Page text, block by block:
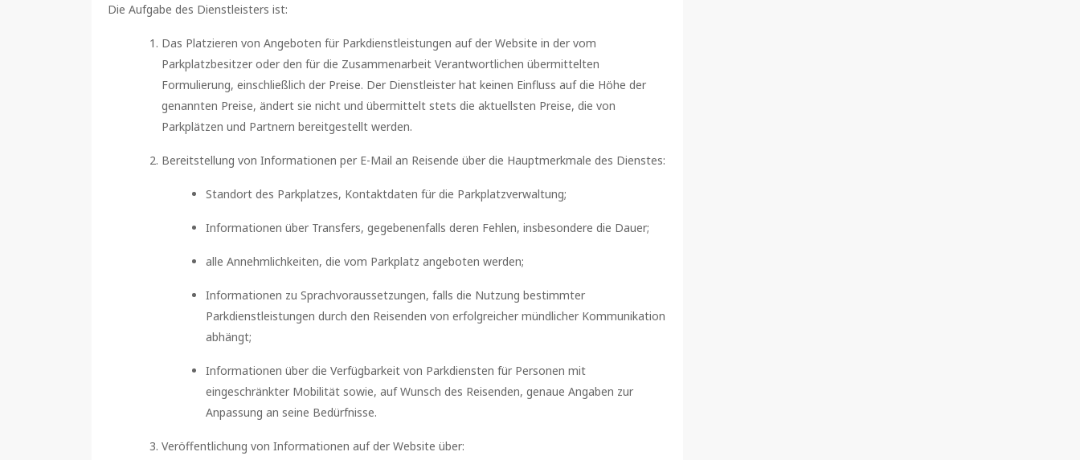
Die Aufgabe des Dienstleisters ist:
Das Platzieren von Angeboten für Parkdienstleistungen auf der Website in der vom
Parkplatzbesitzer oder den für die Zusammenarbeit Verantwortlichen übermittelten
Formulierung, einschließlich der Preise. Der Dienstleister hat keinen Einfluss auf die Höhe der
genannten Preise, ändert sie nicht und übermittelt stets die aktuellsten Preise, die von
Parkplätzen und Partnern bereitgestellt werden.
Bereitstellung von Informationen per E-Mail an Reisende über die Hauptmerkmale des Dienstes:
Standort des Parkplatzes, Kontaktdaten für die Parkplatzverwaltung;
Informationen über Transfers, gegebenenfalls deren Fehlen, insbesondere die Dauer;
alle Annehmlichkeiten, die vom Parkplatz angeboten werden;
Informationen zu Sprachvoraussetzungen, falls die Nutzung bestimmter
Parkdienstleistungen durch den Reisenden von erfolgreicher mündlicher Kommunikation
abhängt;
Informationen über die Verfügbarkeit von Parkdiensten für Personen mit
eingeschränkter Mobilität sowie, auf Wunsch des Reisenden, genaue Angaben zur
Anpassung an seine Bedürfnisse.
Veröffentlichung von Informationen auf der Website über: